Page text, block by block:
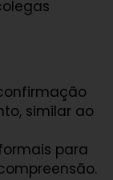
similar ao
para